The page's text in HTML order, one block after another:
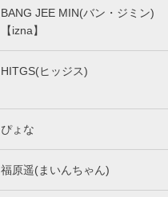
BANG JEE MIN(バン・ジミン)
【izna】
HITGS(ヒッジス)
ぴょな
福原遥(まいんちゃん)